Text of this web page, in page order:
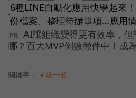
●
6種LINE自動化應用快學起來
份檔案、整理待辦事項...應用
AI讓組織變得更有效率，
哪？百大MVP倒數徵件中！成
關鍵字： ＃統一超